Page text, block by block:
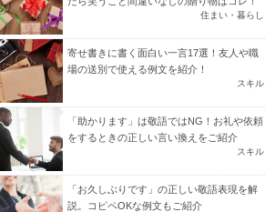
住まい・暮らし
寄せ書きに書く面白い一言17選！友人や職
場の送別で使える例文を紹介！
スキル
「助かります」は敬語ではNG！お礼や依頼
をするときの正しい言い換えをご紹介
スキル
「お久しぶりです」の正しい敬語表現を解
説。コピペOKな例文もご紹介